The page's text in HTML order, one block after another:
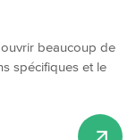
ouvrir beaucoup de
spécifiques et le